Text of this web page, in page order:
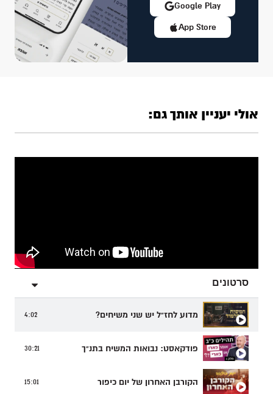
App Store
Google Play
אולי יעניין אותך גם:
סרטונים
מדוע לחז"ל יש שני משיחים? 4:02
פודקאסט: נבואות המשיח בתנ"ך 30:21
הקורבן האחרון של יום כיפור 15:01